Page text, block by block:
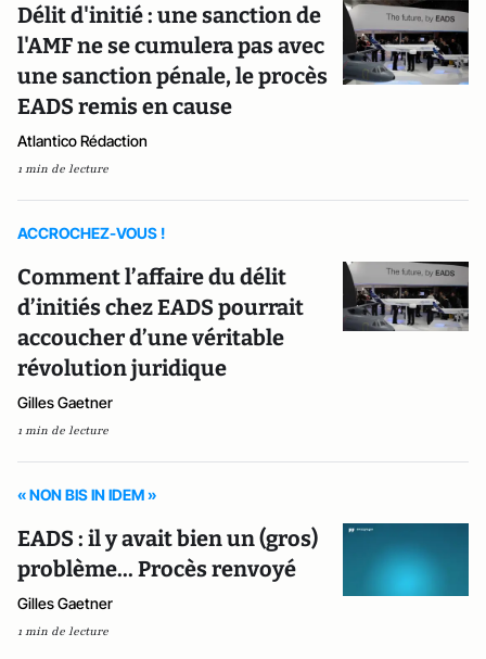
Délit d'initié : une sanction de
l'AMF ne se cumulera pas avec
une sanction pénale, le procès
EADS remis en cause
Atlantico Rédaction
1 min de lecture
ACCROCHEZ-VOUS !
Comment l’affaire du délit
d’initiés chez EADS pourrait
accoucher d’une véritable
révolution juridique
Gilles Gaetner
1 min de lecture
« NON BIS IN IDEM »
EADS : il y avait bien un (gros)
problème... Procès renvoyé
Gilles Gaetner
1 min de lecture